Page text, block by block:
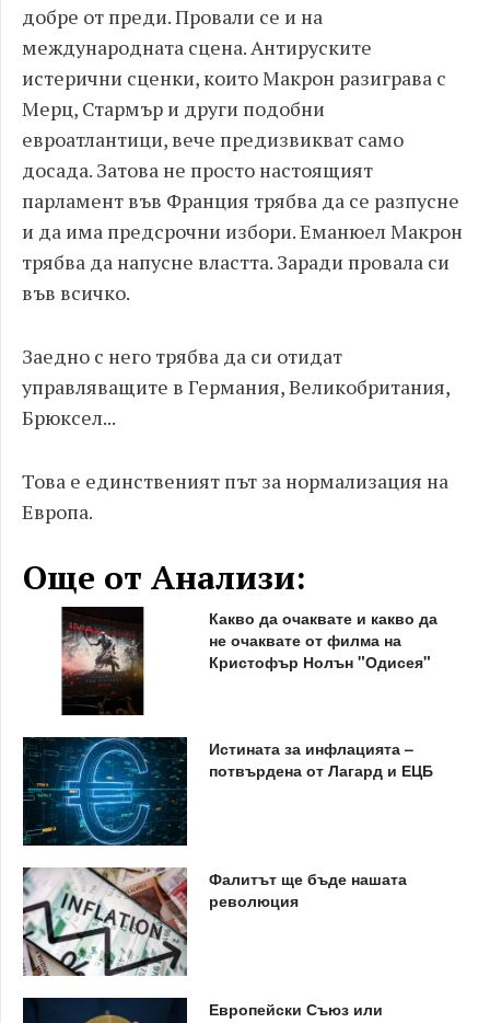
добре от преди. Провали се и на
международната сцена. Антируските
истерични сценки, които Макрон разиграва с
Мерц, Стармър и други подобни
евроатлантици, вече предизвикват само
досада. Затова не просто настоящият
парламент във Франция трябва да се разпусне
и да има предсрочни избори. Еманюел Макрон
трябва да напусне властта. Заради провала си
във всичко.
Заедно с него трябва да си отидат
управляващите в Германия, Великобритания,
Брюксел...
Това е единственият път за нормализация на
Европа.
Още от Анализи:
Какво да очаквате и какво да
не очаквате от филма на
Кристофър Нолън "Одисея"
Истината за инфлацията –
потвърдена от Лагард и ЕЦБ
Фалитът ще бъде нашата
революция
Европейски Съюз или